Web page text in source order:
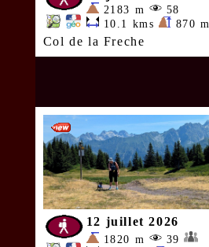
2183 m
58
10.1 kms
870 m
Col de la Freche
12 juillet 2026
1820 m 39